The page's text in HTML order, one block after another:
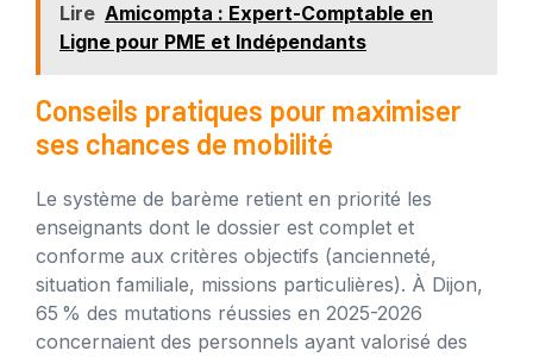
Lire Amicompta : Expert-Comptable en
Ligne pour PME et Indépendants
Conseils pratiques pour maximiser
ses chances de mobilité
Le système de barème retient en priorité les
enseignants dont le dossier est complet et
conforme aux critères objectifs (ancienneté,
situation familiale, missions particulières). À Dijon,
65 % des mutations réussies en 2025-2026
concernaient des personnels ayant valorisé des